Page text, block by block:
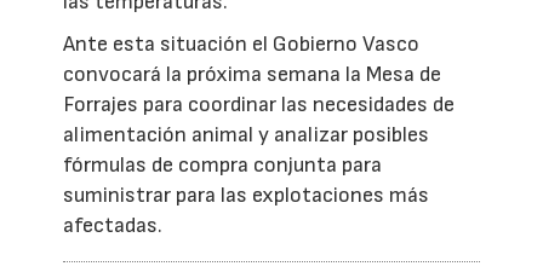
Ante esta situación el Gobierno Vasco
convocará la próxima semana la Mesa de
Forrajes para coordinar las necesidades de
alimentación animal y analizar posibles
fórmulas de compra conjunta para
suministrar para las explotaciones más
afectadas.